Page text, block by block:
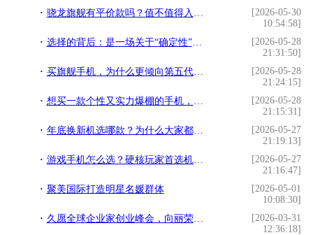
骁龙旗舰有平价款吗？值不值得入手？
[2026-05-30
10:54:58]
选择的背后：是一场关于“确定性”的胜利
[2026-05-28
21:31:50]
买旗舰手机，为什么更倾向第五代骁龙8至尊版机型？
[2026-05-28
21:24:15]
想买一款个性又实力爆棚的手机，该怎么选？
[2026-05-28
21:15:31]
年底换新机选哪款？为什么大家都青睐骁龙8至尊版机型
[2026-05-27
21:19:13]
游戏手机怎么选？硬核玩家首选机型是哪款？
[2026-05-27
21:16:47]
聚美国际打造明星名媛群体
[2026-05-01
10:08:30]
久愿全球企业家创业峰会，向丽荣获全球优秀企业家荣誉
[2026-03-31
12:36:18]